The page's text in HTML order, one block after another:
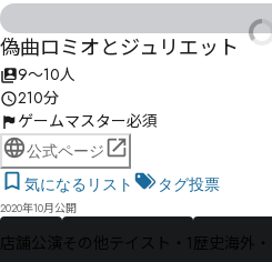
偽曲ロミオとジュリエット
9〜10人
210分
ゲームマスター必須
公式ページ
気になるリスト
タグ投票
2020年10月公開
店舗公演 その他テイスト・1歴史海外・